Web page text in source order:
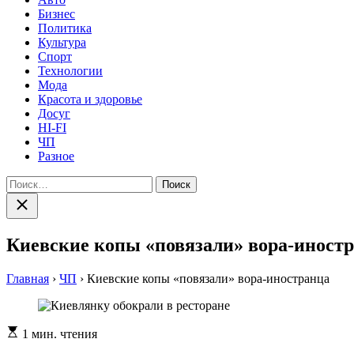
Бизнес
Политика
Культура
Спорт
Технологии
Мода
Красота и здоровье
Досуг
HI-FI
ЧП
Разное
Найти:
Закрыть
поиск
Киевские копы «повязали» вора-
Главная › ЧП › Киевские копы «повязали» вора-иностранца
Расчетное
1 мин. чтения